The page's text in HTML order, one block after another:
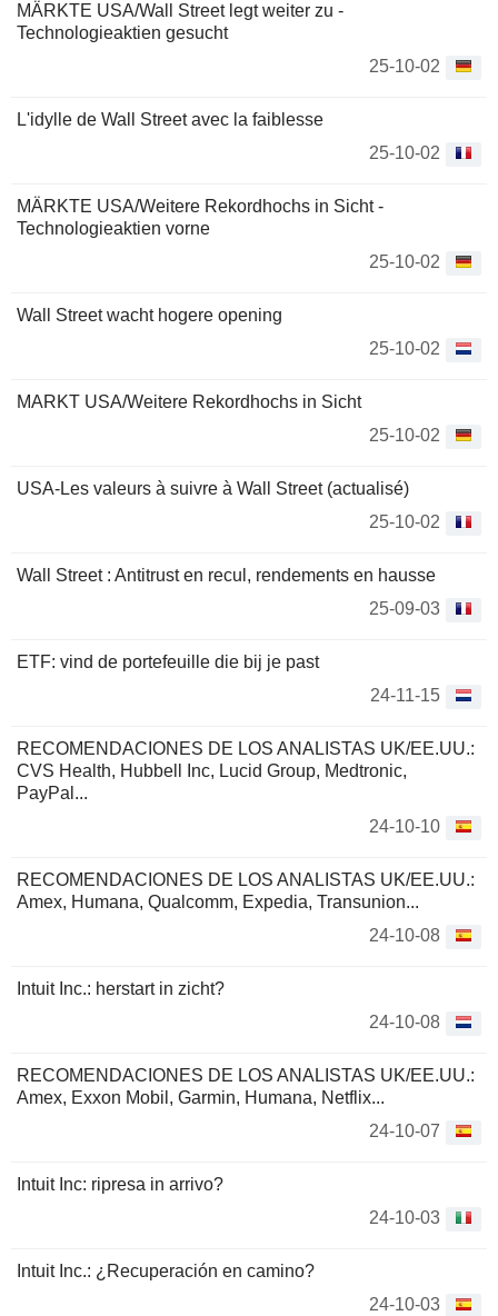
MÄRKTE USA/Wall Street legt weiter zu -
Technologieaktien gesucht
25-10-02
L'idylle de Wall Street avec la faiblesse
25-10-02
MÄRKTE USA/Weitere Rekordhochs in Sicht -
Technologieaktien vorne
25-10-02
Wall Street wacht hogere opening
25-10-02
MARKT USA/Weitere Rekordhochs in Sicht
25-10-02
USA-Les valeurs à suivre à Wall Street (actualisé)
25-10-02
Wall Street : Antitrust en recul, rendements en hausse
25-09-03
ETF: vind de portefeuille die bij je past
24-11-15
RECOMENDACIONES DE LOS ANALISTAS UK/EE.UU.:
CVS Health, Hubbell Inc, Lucid Group, Medtronic,
PayPal...
24-10-10
RECOMENDACIONES DE LOS ANALISTAS UK/EE.UU.:
Amex, Humana, Qualcomm, Expedia, Transunion...
24-10-08
Intuit Inc.: herstart in zicht?
24-10-08
RECOMENDACIONES DE LOS ANALISTAS UK/EE.UU.:
Amex, Exxon Mobil, Garmin, Humana, Netflix...
24-10-07
Intuit Inc: ripresa in arrivo?
24-10-03
Intuit Inc.: ¿Recuperación en camino?
24-10-03